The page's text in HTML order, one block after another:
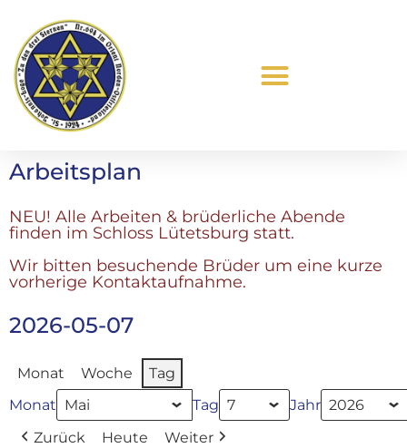
Arbeitsplan
NEU! Alle Arbeiten & brüderliche Abende
finden im Schloss Lütetsburg statt.
Wir bitten besuchende Brüder um eine kurze
vorherige Kontaktaufnahme.
2026-05-07
Monat Woche
Tag
Monat
Tag
Jahr
Zurück
Heute Weiter